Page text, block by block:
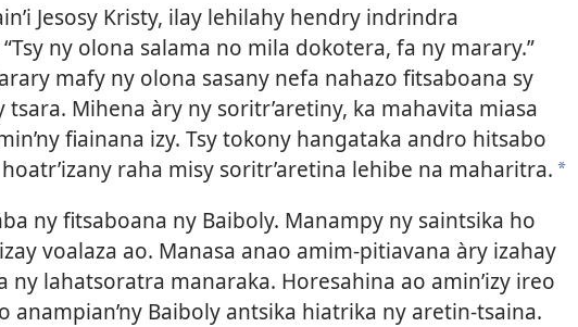
Jesosy Kristy, ilay lehilahy hendry indrindra
“Tsy ny olona salama no mila dokotera, fa ny marary.”
mafy ny olona sasany nefa nahazo fitsaboana sy
Mihena àry ny soritr’aretiny, ka mahavita miasa
fiainana izy. Tsy tokony hangataka andro hitsabo
raha misy soritr’aretina lehibe na maharitra. a
ny fitsaboana ny Baiboly. Manampy ny saintsika ho
voalaza ao. Manasa anao amim-pitiavana àry izahay
ny lahatsoratra manaraka. Horesahina ao amin’izy ireo
anampian’ny Baiboly antsika hiatrika ny aretin-tsaina.